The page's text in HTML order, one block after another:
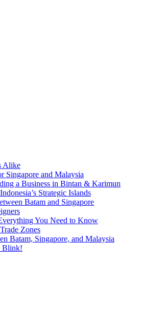
Alike
Singapore and Malaysia
a Business in Bintan & Karimun
Strategic Islands
Batam and Singapore
You Need to Know
Zones
Batam, Singapore, and Malaysia
Blink!